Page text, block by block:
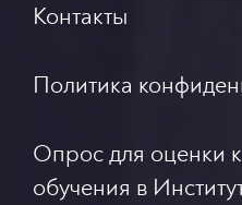
Контакты
Политика
Опрос для оценки
обучения в